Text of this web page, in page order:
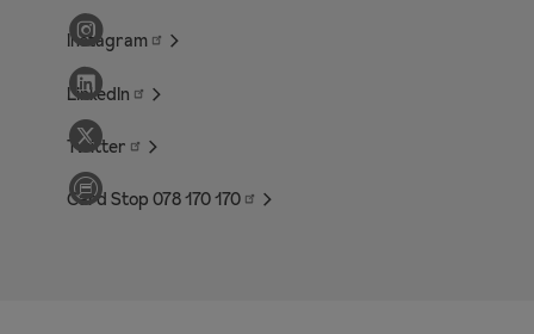
Instagram
LinkedIn
Twitter
Card Stop 078 170170